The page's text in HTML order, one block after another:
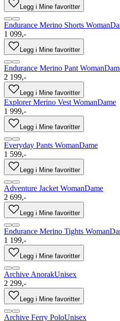
Legg i Mine favoritter
Endurance Merino Shorts Woman
1 099,-
Legg i Mine favoritter
Endurance Merino Pant Woman
2 199,-
Legg i Mine favoritter
Explorer Merino Vest WomanDame
1 999,-
Legg i Mine favoritter
Everyday Pants WomanDame
1 599,-
Legg i Mine favoritter
Adventure Jacket WomanDame
2 699,-
Legg i Mine favoritter
Endurance Merino Tights Woman
1 199,-
Legg i Mine favoritter
Archive AnorakUnisex
2 299,-
Legg i Mine favoritter
Archive Ferry PoloUnisex